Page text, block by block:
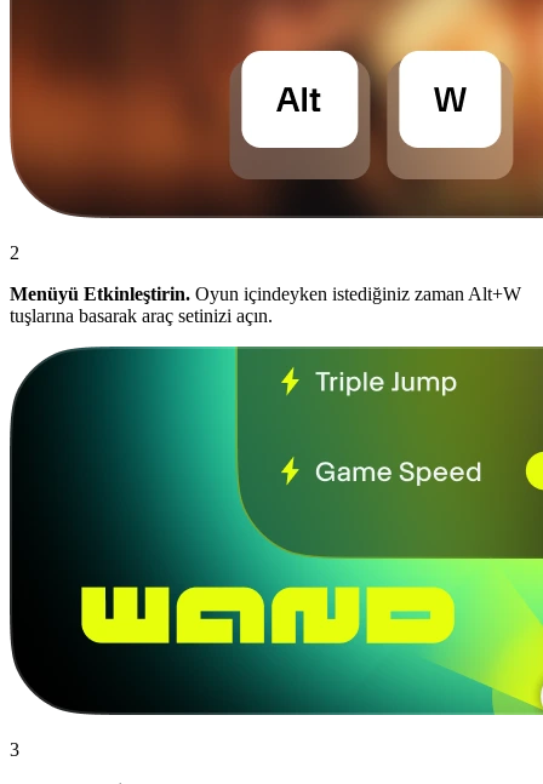
2
Menüyü Etkinleştirin. Oyun içindeyken istediğiniz zaman Alt+W
tuşlarına basarak araç setinizi açın.
3